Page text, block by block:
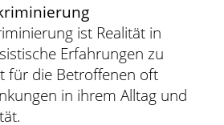
ist Realität in
Erfahrungen zu
für die Betroffenen oft
in ihrem Alltag und